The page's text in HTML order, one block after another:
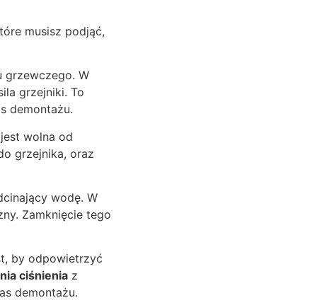
musisz podjąć,
grzewczego. W
grzejniki. To
demontażu.
wolna od
grzejnika, oraz
wodę. W
Zamknięcie tego
by odpowietrzyć
ciśnienia z
demontażu.